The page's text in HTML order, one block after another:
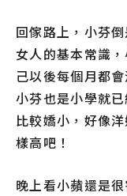
回傢路上，小芬
女人的基本常識
己以後每個月都
小芬也是小學就
比較嬌小，好像
樣高吧！
晚上看小蘋還是